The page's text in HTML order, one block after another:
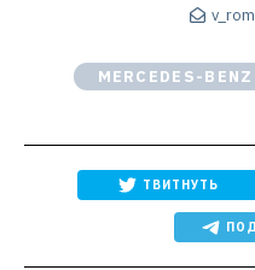
MERCEDES-BENZ
ТВИТНУТЬ